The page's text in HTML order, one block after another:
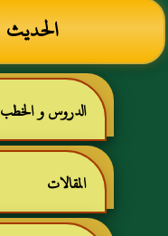
الحديث
الدروس و الخطب
المقالات